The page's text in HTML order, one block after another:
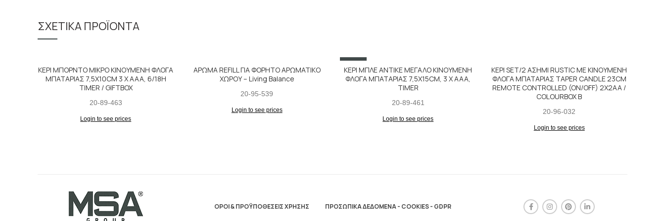
ΣΧΕΤΙΚΆ ΠΡΟΪΌΝΤΑ
ΚΕΡΙ ΜΠΟΡΝΤΟ ΜΙΚΡΟ ΚΙΝΟΥΜΕΝΗ ΦΛΟΓΑ
ΜΠΑΤΑΡΙΑΣ 7,5X10CM 3 X AAA, 6/18H
TIMER / GIFTBOX
20-89-463
Login to see prices
ΑΡΩΜΑ REFILL ΓΙΑ ΦΟΡΗΤΟ ΑΡΩΜΑΤΙΚΟ
ΧΩΡΟΥ – Living Balance
20-95-539
Login to see prices
ΚΕΡΙ ΜΠΛΕ ΑΝΤΙΚΕ ΜΕΓΑΛΟ ΚΙΝΟΥΜΕΝΗ
ΦΛΟΓΑ ΜΠΑΤΑΡΙΑΣ 7,5X15CM, 3 X AAA,
TIMER
20-89-461
Login to see prices
ΚΕΡΙ SET/2 ΑΣΗΜΙ RUSTIC ΜΕ ΚΙΝΟΥΜΕΝΗ
ΦΛΟΓΑ ΜΠΑΤΑΡΙΑΣ TAPER CANDLE 23CM
REMOTE CONTROLLED (ON/OFF) 2X2AA /
COLOURBOX B
20-96-032
Login to see prices
ΟΡΟΙ & ΠΡΟΫΠΟΘΕΣΕΙΣ ΧΡΗΣΗΣ ΠΡΟΣΩΠΙΚΑ ΔΕΔΟΜΕΝΑ - COOKIES - GDPR